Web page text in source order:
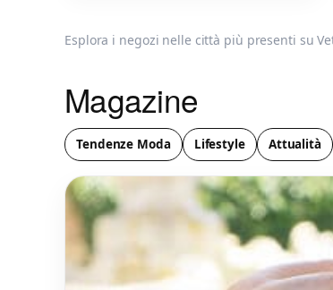
Esplora i negozi nelle città più presenti su
Magazine
Tendenze Moda Lifestyle Attualità